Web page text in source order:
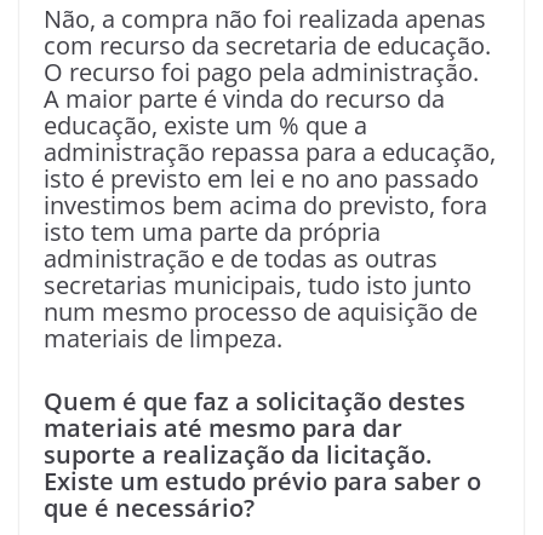
Não, a compra não foi realizada apenas
com recurso da secretaria de educação.
O recurso foi pago pela administração.
A maior parte é vinda do recurso da
educação, existe um % que a
administração repassa para a educação,
isto é previsto em lei e no ano passado
investimos bem acima do previsto, fora
isto tem uma parte da própria
administração e de todas as outras
secretarias municipais, tudo isto junto
num mesmo processo de aquisição de
materiais de limpeza.
Quem é que faz a solicitação destes
materiais até mesmo para dar
suporte a realização da licitação.
Existe um estudo prévio para saber o
que é necessário?